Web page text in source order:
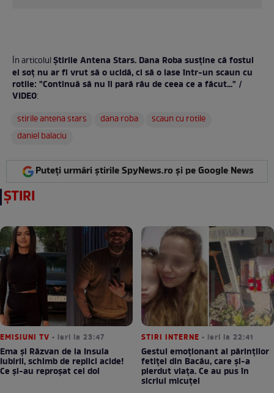
În articolulȘtirile Antena Stars. Dana Roba susține că fostul
ei soț nu ar fi vrut să o ucidă, ci să o lase într-un scaun cu
rotile: "Continuă să nu îi pară rău de ceea ce a făcut..." /
VIDEO:
stirile antena stars
dana roba
scaun cu rotile
daniel balaciu
Puteți urmări știrile SpyNews.ro și pe Google News
ȘTIRI
EMISIUNI TV • ieri la 23:47
Ema și Răzvan de la Insula
Iubirii, schimb de replici acide!
Ce și-au reproșat cei doi
STIRI INTERNE • ieri la 22:41
Gestul emoționant al părinților
fetiței din Bacău, care și-a
pierdut viața. Ce au pus în
sicriul micuței